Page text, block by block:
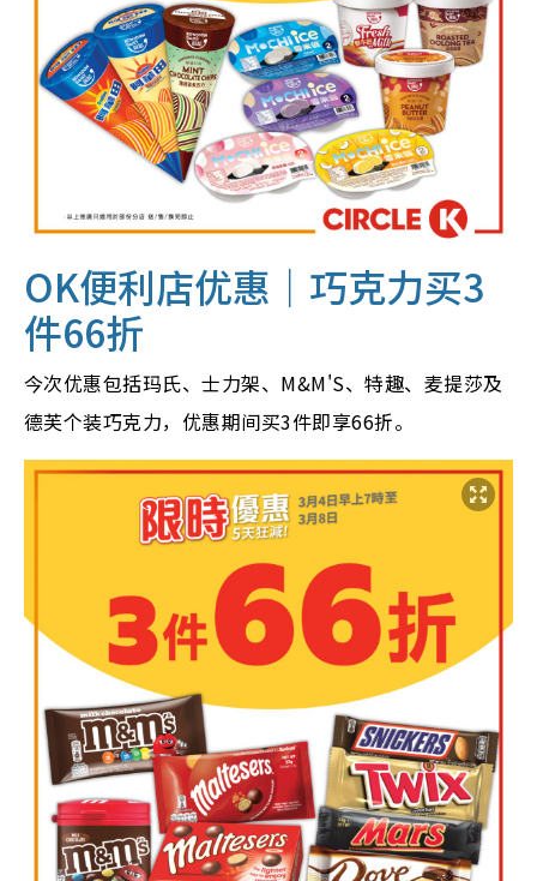
OK便利店优惠｜巧克力买3
件66折
今次优惠包括玛氏、士力架、M&M'S、特趣、麦提莎及
德芙个装巧克力，优惠期间买3件即享66折。